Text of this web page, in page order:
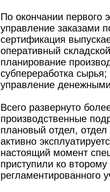
По окончании
управление заказами
сертификация
оперативный
планирование
субпереработка сырья;
управление
Всего развернуто
производственные
плановый отдел,
активно
настоящий момент
приступили ко
регламентированного